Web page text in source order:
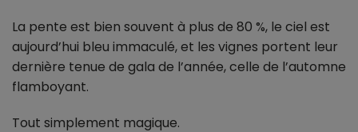
La pente est bien souvent à plus de 80 %, le ciel est
aujourd’hui bleu immaculé, et les vignes portent leur
dernière tenue de gala de l’année, celle de l’automne
flamboyant.
Tout simplement magique.